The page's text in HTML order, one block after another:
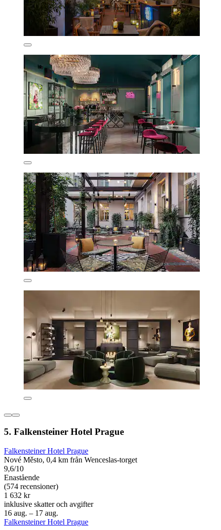
5. Falkensteiner Hotel Prague
Falkensteiner Hotel Prague
Nové Město, 0,4 km från Wenceslas-torget
9,6/10
Enastående
(574 recensioner)
1 632 kr
inklusive skatter och avgifter
16 aug. – 17 aug.
Falkensteiner Hotel Prague